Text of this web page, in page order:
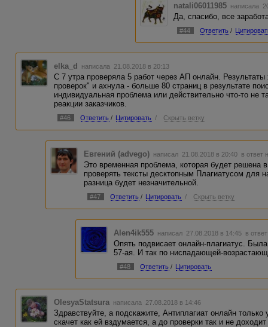
natali06011985 написала
Да, спасибо, все
#44 Ответить /
elka_d написала 21.08.2018 в 20:13
С 7 утра проверяла 5 работ через АП онлайн.
проверок" и ахнула - больше 80 страниц в результате
индивидуальная проблема или действительно что-то
реакции заказчиков.
#46 Ответить / Цитировать / Скрыть ветку
Евгений (advego) написал 21.08.2018 в 20:40 в ответ
Это временная проблема, которая будет
проверять тексты десктопным Плагиатусом для
разница будет незначительной.
#47 Ответить / Цитировать / Скрыть ветку
Alen4ik555 написал 27.08.2018 в 14:45 в
Опять подвисает онлайн-плагиатус.
57-ая. И так по ниспадающей-
#48 Ответить / Цитировать
OlesyaStatsura написала 27.08.2018 в 14:46
Здравствуйте, а подскажите, Антиплагиат онлайн
скачет как ей вздумается, а до проверки так и не